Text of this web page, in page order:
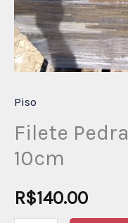
Piso
Filete
10cm
R$140.00